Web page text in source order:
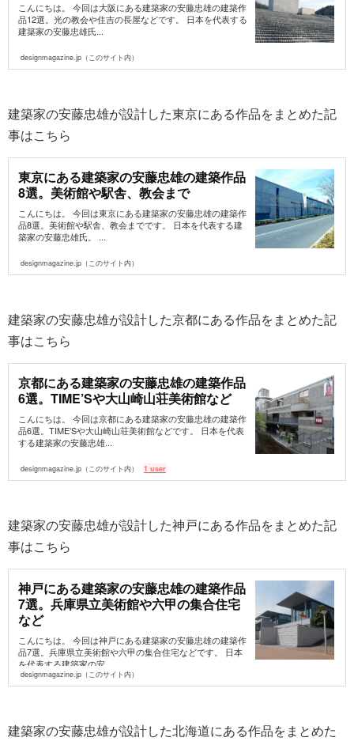
こんにちは。 今回は大阪にある建築家の安藤忠雄の建築作
品12選。光の教会や住吉の長屋などです。 日本を代表する
建築家の安藤忠雄氏...
designmagazine.jp（このサイト内）
建築家の安藤忠雄が設計した東京にある作品をまとめた記
事はこちら
東京にある建築家の安藤忠雄の建築作品
8選。美術館や駅舎、教会まで
こんにちは。 今回は東京にある建築家の安藤忠雄の建築作
品8選。美術館や駅舎、教会までです。 日本を代表する建
築家の安藤忠雄氏。 ...
designmagazine.jp（このサイト内）
建築家の安藤忠雄が設計した京都にある作品をまとめた記
事はこちら
京都にある建築家の安藤忠雄の建築作品
6選。TIME’Sや大山崎山荘美術館など
こんにちは。 今回は京都にある建築家の安藤忠雄の建築作
品6選。TIME’Sや大山崎山荘美術館などです。 日本を代表
する建築家の安藤忠雄...
designmagazine.jp（このサイト内） 1 user
建築家の安藤忠雄が設計した神戸にある作品をまとめた記
事はこちら
神戸にある建築家の安藤忠雄の建築作品
7選。兵庫県立美術館や六甲の集合住宅
など
こんにちは。 今回は神戸にある建築家の安藤忠雄の建築作
品7選。兵庫県立美術館や六甲の集合住宅などです。 日本
を代表する建築家の安...
designmagazine.jp（このサイト内）
建築家の安藤忠雄が設計した北海道にある作品をまとめた